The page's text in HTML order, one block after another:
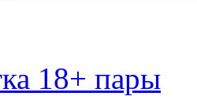
18+ пары